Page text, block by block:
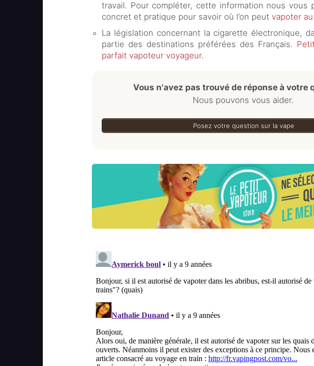
travail. Pour compléter, cette information nous vous
concret et pratique pour savoir où l’on peut vapoter
La législation concernant la cigarette électronique,
partie des destinations préférées des Français.
parfait vapoteur voyageur.
Vous n'avez pas trouvé de réponse à votre
Nous pouvons vous aider.
Posez votre question sur la vape